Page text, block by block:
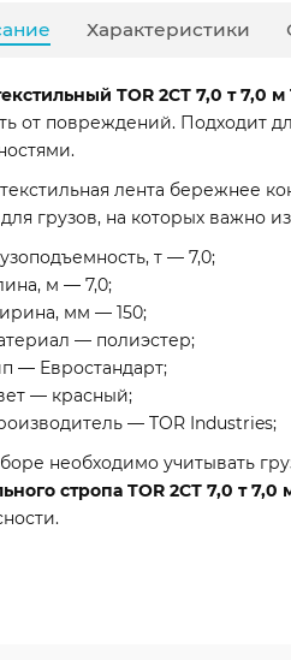
Характеристики
TOR 2СТ 7,0 т 7,0 м
от повреждений. Подходит
лента бережнее
грузов, на которых важно
т — 7,0;
м — 7,0;
мм — 150;
— полиэстер;
— Евростандарт;
— красный;
— TOR Industries;
необходимо учитывать
стропа TOR 2СТ 7,0 т 7,0